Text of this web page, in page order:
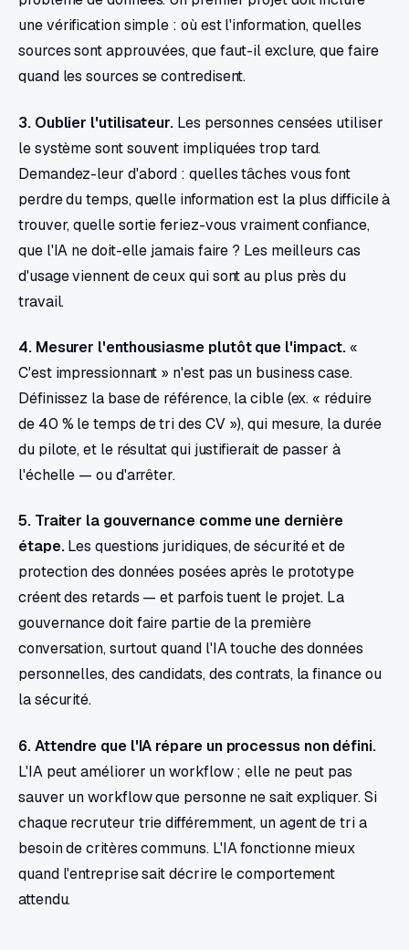
une vérification simple : où est l'information, quelles
sources sont approuvées, que faut-il exclure, que faire
quand les sources se contredisent.
3. Oublier l'utilisateur. Les personnes censées utiliser
le système sont souvent impliquées trop tard.
Demandez-leur d'abord : quelles tâches vous font
perdre du temps, quelle information est la plus difficile à
trouver, quelle sortie feriez-vous vraiment confiance,
que l'IA ne doit-elle jamais faire ? Les meilleurs cas
d'usage viennent de ceux qui sont au plus près du
travail.
4. Mesurer l'enthousiasme plutôt que l'impact. «
C'est impressionnant » n'est pas un business case.
Définissez la base de référence, la cible (ex. « réduire
de 40 % le temps de tri des CV »), qui mesure, la durée
du pilote, et le résultat qui justifierait de passer à
l'échelle — ou d'arrêter.
5. Traiter la gouvernance comme une dernière
étape.Les questions juridiques, de sécurité et de
protection des données posées après le prototype
créent des retards — et parfois tuent le projet. La
gouvernance doit faire partie de la première
conversation, surtout quand l'IA touche des données
personnelles, des candidats, des contrats, la finance ou
la sécurité.
6. Attendre que l'IA répare un processus non défini.
L'IA peut améliorer un workflow ; elle ne peut pas
sauver un workflow que personne ne sait expliquer. Si
chaque recruteur trie différemment, un agent de tri a
besoin de critères communs. L'IA fonctionne mieux
quand l'entreprise sait décrire le comportement
attendu.